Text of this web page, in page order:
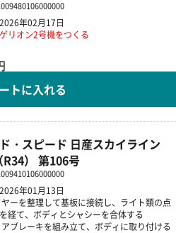
年02月17日
リオン2号機をつくる
トに入れる
・スピード 日産スカイライン
R34） 第106号
年01月13日
ーを整理して基板に接続し、ライト類の点
経て、ボディとシャシーを合体する
ブレーキを組み立て、ボディに取り付ける